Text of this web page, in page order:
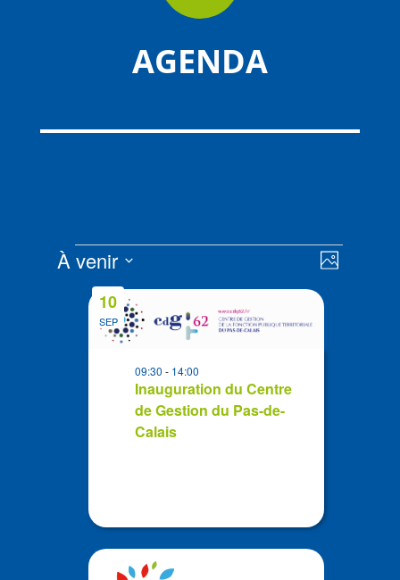
AGENDA
Évènements de
Photo
À venir
Sélectionnez
List
events
SEP
10
Inauguration du Centre
de Gestion du Pas-de-
Calais
09:30- 14:00